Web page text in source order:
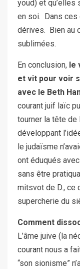
youd) et qu’elles
en soi. Dans ces
dérives. Bien au
sublimées.
En conclusion, le
et vit pour voir
avec le Beth
courant juif laïc
tourner la tête de
développant
le judaïsme
ont éduqués
sans être
mitsvot de D., ce
supercherie du
Comment
L’âme juive (la
courant nous a
“son sionisme”